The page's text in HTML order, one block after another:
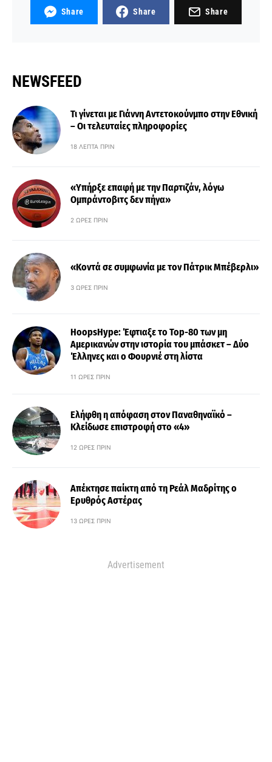
Share Share Share
NEWSFEED
Τι γίνεται με Γιάννη Αντετοκούνμπο στην Εθνική
– Οι τελευταίες πληροφορίες
18 ΛΕΠΤΆ ΠΡΙΝ
«Υπήρξε επαφή με την Παρτιζάν, λόγω
Ομπράντοβιτς δεν πήγα»
2 ΏΡΕΣ ΠΡΙΝ
«Κοντά σε συμφωνία με τον Πάτρικ Μπέβερλι»
3 ΏΡΕΣ ΠΡΙΝ
HoopsHype: Έφτιαξε το Top-80 των μη
Αμερικανών στην ιστορία του μπάσκετ – Δύο
Έλληνες και ο Φουρνιέ στη λίστα
11 ΏΡΕΣ ΠΡΙΝ
Ελήφθη η απόφαση στον Παναθηναϊκό –
Κλείδωσε επιστροφή στο «4»
12 ΏΡΕΣ ΠΡΙΝ
Απέκτησε παίκτη από τη Ρεάλ Μαδρίτης ο
Ερυθρός Αστέρας
13 ΏΡΕΣ ΠΡΙΝ
Advertisement